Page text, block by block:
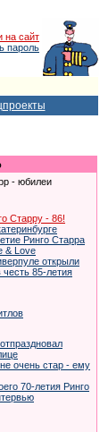
на сайт
пароль
- юбилеи
Старру - 86!
Ринго Старра
& Love
открыли
честь 85-летия
очень стар - ему
70-летия Ринго